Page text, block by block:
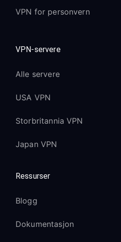
VPN for personvern
VPN-servere
Alle servere
USA VPN
Storbritannia VPN
Japan VPN
Ressurser
Blogg
Dokumentasjon